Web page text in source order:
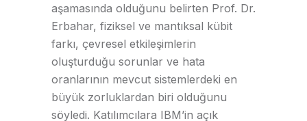
aşamasında olduğunu belirten Prof. Dr.
Erbahar, fiziksel ve mantıksal kübit
farkı, çevresel etkileşimlerin
oluşturduğu sorunlar ve hata
oranlarının mevcut sistemlerdeki en
büyük zorluklardan biri olduğunu
söyledi. Katılımcılara IBM’in açık